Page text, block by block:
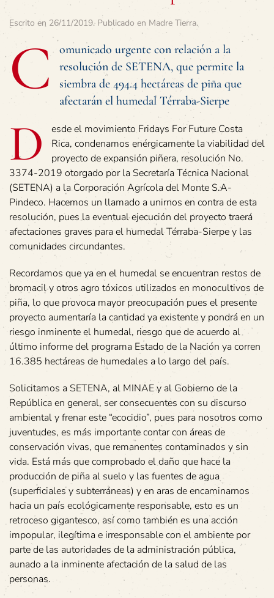
Escrito en 26/11/2019. Publicado en Madre Tierra.
C
omunicado urgente con relación a la
resolución de SETENA, que permite la
siembra de 494.4 hectáreas de piña que
afectarán el humedal Térraba-Sierpe
D
esde el movimiento Fridays For Future Costa
Rica, condenamos enérgicamente la viabilidad del
proyecto de expansión piñera, resolución No.
3374-2019 otorgado por la Secretaría Técnica Nacional
(SETENA) a la Corporación Agrícola del Monte S.A-
Pindeco. Hacemos un llamado a unirnos en contra de esta
resolución, pues la eventual ejecución del proyecto traerá
afectaciones graves para el humedal Térraba-Sierpe y las
comunidades circundantes.
Recordamos que ya en el humedal se encuentran restos de
bromacil y otros agro tóxicos utilizados en monocultivos de
piña, lo que provoca mayor preocupación pues el presente
proyecto aumentaría la cantidad ya existente y pondrá en un
riesgo inminente el humedal, riesgo que de acuerdo al
último informe del programa Estado de la Nación ya corren
16.385 hectáreas de humedales a lo largo del país.
Solicitamos a SETENA, al MINAE y al Gobierno de la
República en general, ser consecuentes con su discurso
ambiental y frenar este “ecocidio”, pues para nosotros como
juventudes, es más importante contar con áreas de
conservación vivas, que remanentes contaminados y sin
vida. Está más que comprobado el daño que hace la
producción de piña al suelo y las fuentes de agua
(superficiales y subterráneas) y en aras de encaminarnos
hacia un país ecológicamente responsable, esto es un
retroceso gigantesco, así como también es una acción
impopular, ilegítima e irresponsable con el ambiente por
parte de las autoridades de la administración pública,
aunado a la inminente afectación de la salud de las
personas.